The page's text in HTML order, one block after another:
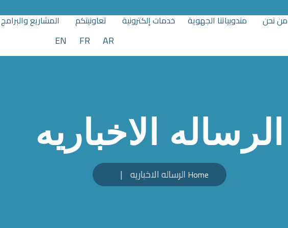
من نحن مندوبياتنا الجهوية خدمات إلكترونية تعاونيتكم المشاريع والبرامج
AR
FR
EN
الرساله الاخباريه
Home الرساله الاخباريه